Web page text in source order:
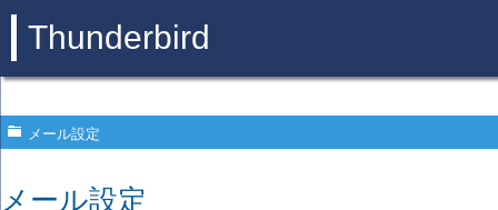
Thunderbird
メール設定
メール設定